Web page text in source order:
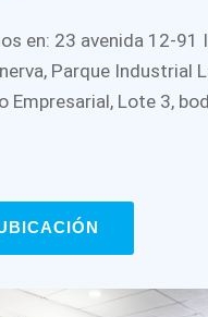
en: 23 avenida 12-91
Parque Industrial
Empresarial, Lote 3,